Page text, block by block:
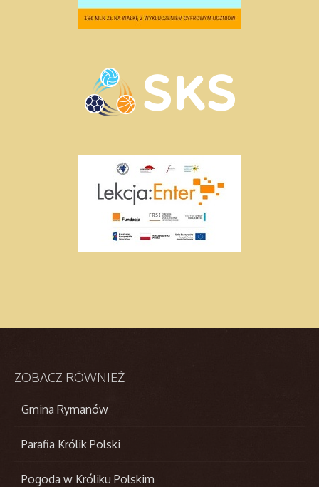
ZOBACZ RÓWNIEŻ
Gmina Rymanów
Parafia Królik Polski
Pogoda w Króliku Polskim